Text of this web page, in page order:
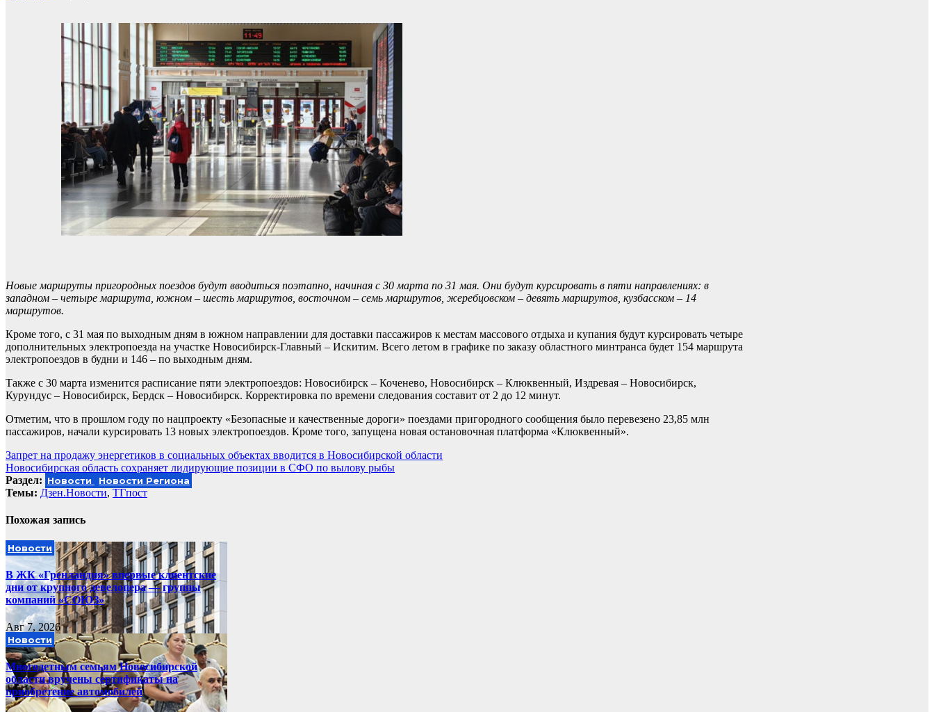
Новые маршруты пригородных поездов будут вводиться поэтапно, начиная с 30 марта по 31 мая. Они будут курсировать в пяти направлениях: в
западном – четыре маршрута, южном – шесть маршрутов, восточном – семь маршрутов, жеребцовском – девять маршрутов, кузбасском – 14
маршрутов.
Кроме того, с 31 мая по выходным дням в южном направлении для доставки пассажиров к местам массового отдыха и купания будут курсировать четыре
дополнительных электропоезда на участке Новосибирск-Главный – Искитим. Всего летом в графике по заказу областного минтранса будет 154 маршрута
электропоездов в будни и 146 – по выходным дням.
Также с 30 марта изменится расписание пяти электропоездов: Новосибирск – Коченево, Новосибирск – Клюквенный, Издревая – Новосибирск,
Курундус – Новосибирск, Бердск – Новосибирск. Корректировка по времени следования составит от 2 до 12 минут.
Отметим, что в прошлом году по нацпроекту «Безопасные и качественные дороги» поездами пригородного сообщения было перевезено 23,85 млн
пассажиров, начали курсировать 13 новых электропоездов. Кроме того, запущена новая остановочная платформа «Клюквенный».
Навигация
по
записям
Запрет на продажу энергетиков в социальных объектах вводится в Новосибирской области
Новосибирская область сохраняет лидирующие позиции в СФО по вылову рыбы
Раздел: Новости Новости Региона
Темы: Дзен.Новости, ТГпост
Похожая запись
Новости
В ЖК «Гренландия» впервые клиентские
дни от крупного девелопера — группы
компаний «СОЮЗ»
Авг 7, 2026
Новости
Многодетным семьям Новосибирской
области вручены сертификаты на
приобретение автомобилей